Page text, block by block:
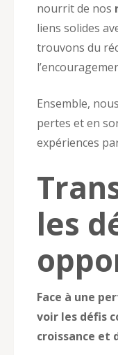
nourrit de nos
liens solides
trouvons du
Ensemble,
pertes et en
expériences
les
Face à une
voir les défis
croissance et